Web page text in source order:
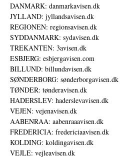
DANMARK: danmarkavisen.dk
JYLLAND: jyllandsavisen.dk
REGIONEN: regionsavisen.dk
SYDDANMARK: sydavisen.dk
TREKANTEN: 3avisen.dk
ESBJERG: esbjergavisen.com
BILLUND: billundavisen.dk
SØNDERBORG: sønderborgavisen.dk
TØNDER: tønderavisen.dk
HADERSLEV: haderslevavisen.dk
VEJEN: vejenavisen.dk
AABENRAA: aabenraaavisen.dk
FREDERICIA: fredericiaavisen.dk
KOLDING: koldingavisen.dk
VEJLE: vejleavisen.dk